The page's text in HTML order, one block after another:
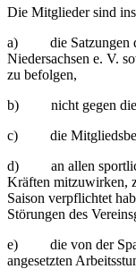
Die Mitglieder sind
a) die Satzungen
Niedersachsen e. V.
zu befolgen,
b) nicht gegen die
c) die
d) an allen
Kräften mitzuwirken,
Saison verpflichtet
Störungen des
e) die von der
angesetzten